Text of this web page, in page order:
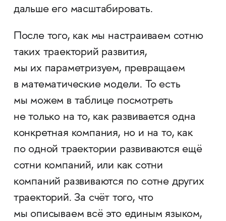
дальше его масштабировать.
После того, как мы настраиваем сотню
таких траекторий развития,
мы их параметризуем, превращаем
в математические модели. То есть
мы можем в таблице посмотреть
не только на то, как развивается одна
конкретная компания, но и на то, как
по одной траектории развиваются ещё
сотни компаний, или как сотни
компаний развиваются по сотне других
траекторий. За счёт того, что
мы описываем всё это единым языком,